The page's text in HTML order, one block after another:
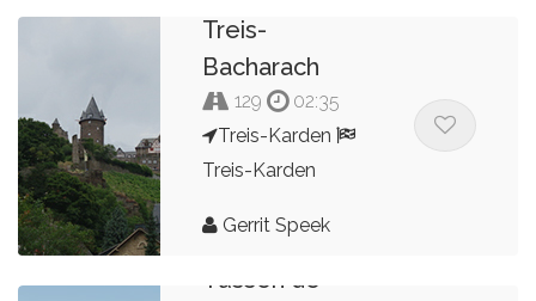
Treis-
Bacharach
129
02:35
Treis-Karden
Treis-Karden
Gerrit Speek
Tussen de